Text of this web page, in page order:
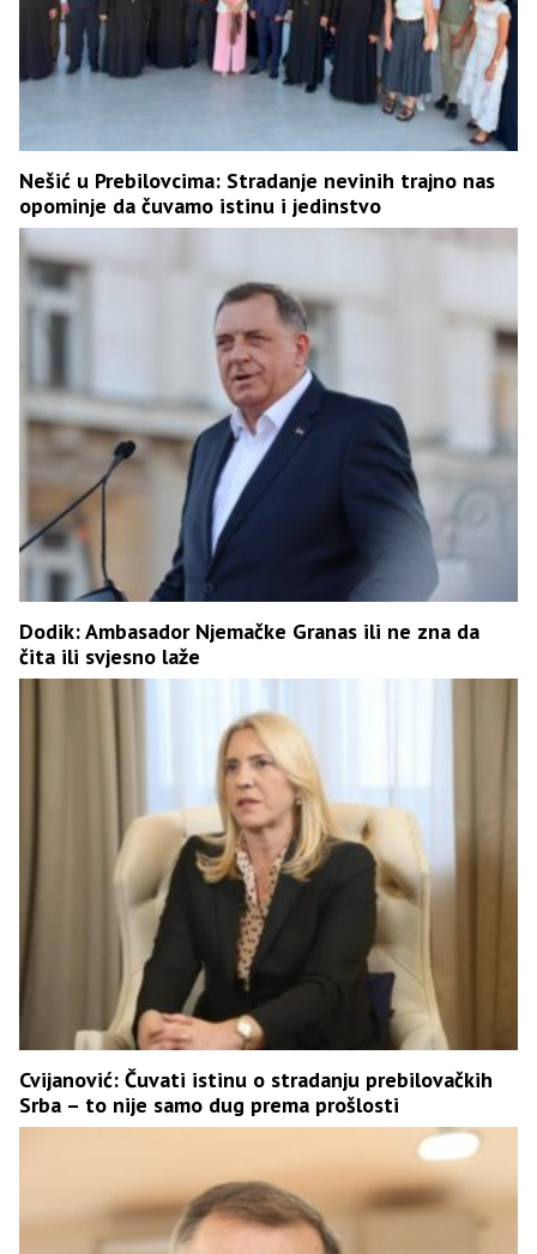
Nešić u Prebilovcima: Stradanje nevinih trajno nas
opominje da čuvamo istinu i jedinstvo
Dodik: Ambasador Njemačke Granas ili ne zna da
čita ili svjesno laže
Cvijanović: Čuvati istinu o stradanju prebilovačkih
Srba – to nije samo dug prema prošlosti